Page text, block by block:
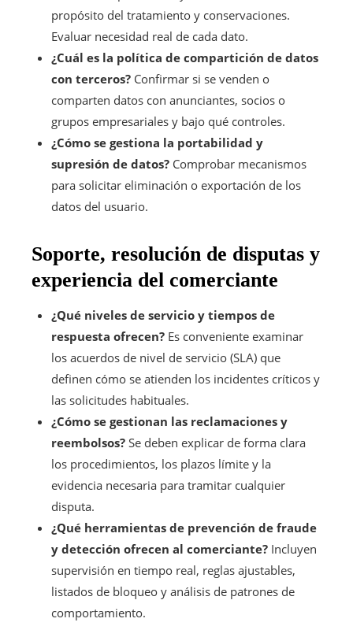
propósito del tratamiento y conservaciones.
Evaluar necesidad real de cada dato.
¿Cuál es la política de compartición de datos
con terceros? Confirmar si se venden o
comparten datos con anunciantes, socios o
grupos empresariales y bajo qué controles.
¿Cómo se gestiona la portabilidad y
supresión de datos? Comprobar mecanismos
para solicitar eliminación o exportación de los
datos del usuario.
Soporte, resolución de disputas y
experiencia del comerciante
¿Qué niveles de servicio y tiempos de
respuesta ofrecen? Es conveniente examinar
los acuerdos de nivel de servicio (SLA) que
definen cómo se atienden los incidentes críticos y
las solicitudes habituales.
¿Cómo se gestionan las reclamaciones y
reembolsos? Se deben explicar de forma clara
los procedimientos, los plazos límite y la
evidencia necesaria para tramitar cualquier
disputa.
¿Qué herramientas de prevención de fraude
y detección ofrecen al comerciante? Incluyen
supervisión en tiempo real, reglas ajustables,
listados de bloqueo y análisis de patrones de
comportamiento.